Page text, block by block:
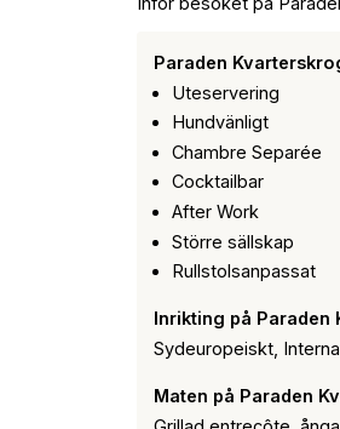
Paraden
Uteservering
Hundvänligt
Chambre Separée
Cocktailbar
After Work
Större sällskap
Rullstolsanpassat
Inrikting på Paraden
Sydeuropeiskt,
Maten på Paraden